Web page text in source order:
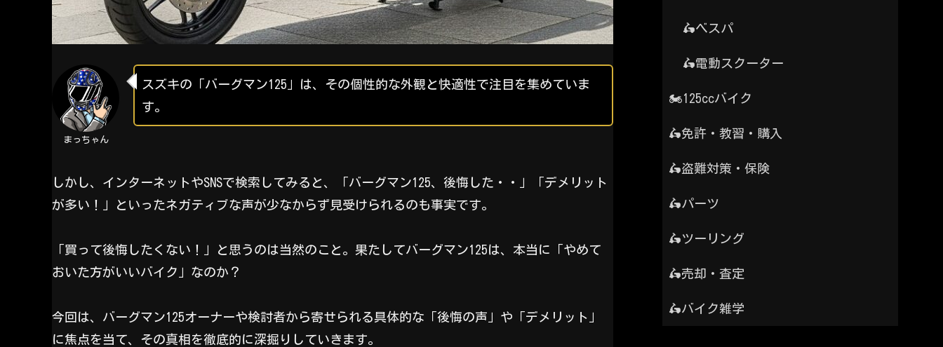
まっちゃん
スズキの「バーグマン125」は、その個性的な外観と快適性で注目を集めていま
す。
しかし、インターネットやSNSで検索してみると、「バーグマン125、後悔した・・」「デメリット
が多い！」といったネガティブな声が少なからず見受けられるのも事実です。
「買って後悔したくない！」と思うのは当然のこと。果たしてバーグマン125は、本当に「やめて
おいた方がいいバイク」なのか？
今回は、バーグマン125オーナーや検討者から寄せられる具体的な「後悔の声」や「デメリット」
に焦点を当て、その真相を徹底的に深掘りしていきます。
🛵ベスパ
🛵電動スクーター
🏍️125ccバイク
🛵免許・教習・購入
🛵盗難対策・保険
🛵パーツ
🛵ツーリング
🛵売却・査定
🛵バイク雑学